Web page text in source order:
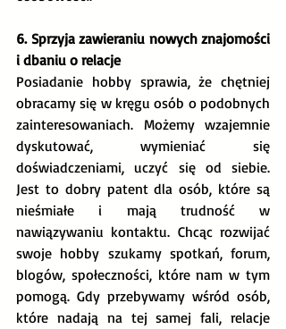
6. Sprzyja zawieraniu nowych znajomości
i dbaniu o relacje
Posiadanie hobby sprawia, że chętniej
obracamy się w kręgu osób o podobnych
zainteresowaniach. Możemy wzajemnie
dyskutować, wymieniać się
doświadczeniami, uczyć się od siebie.
Jest to dobry patent dla osób, które są
nieśmiałe i mają trudność w
nawiązywaniu kontaktu. Chcąc rozwijać
swoje hobby szukamy spotkań, forum,
blogów, społeczności, które nam w tym
pomogą. Gdy przebywamy wśród osób,
które nadają na tej samej fali, relacje